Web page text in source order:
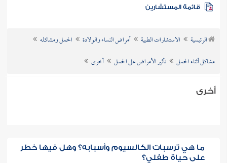
الاستشارة
الرئيسية الاستشارات الطبية أمراض النساء والولادة
الحمل ومشاكله
مشاكل أثناء الحمل
تأثير الأمراض على الحمل أخرى
أخرى
ما هي ترسبات الكالسيوم وأسبابه؟ وهل فيها خطر
على حياة طفلي؟